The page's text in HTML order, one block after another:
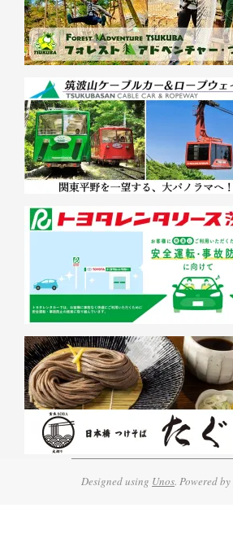
Designed using Unos. Powered by